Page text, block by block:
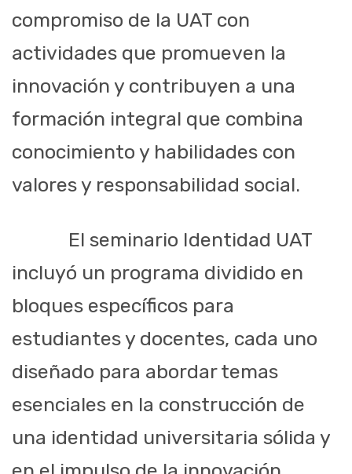
compromiso de la UAT con
actividades que promueven la
innovación y contribuyen a una
formación integral que combina
conocimiento y habilidades con
valores y responsabilidad social.
El seminario Identidad UAT
incluyó un programa dividido en
bloques específicos para
estudiantes y docentes, cada uno
diseñado para abordar temas
esenciales en la construcción de
una identidad universitaria sólida y